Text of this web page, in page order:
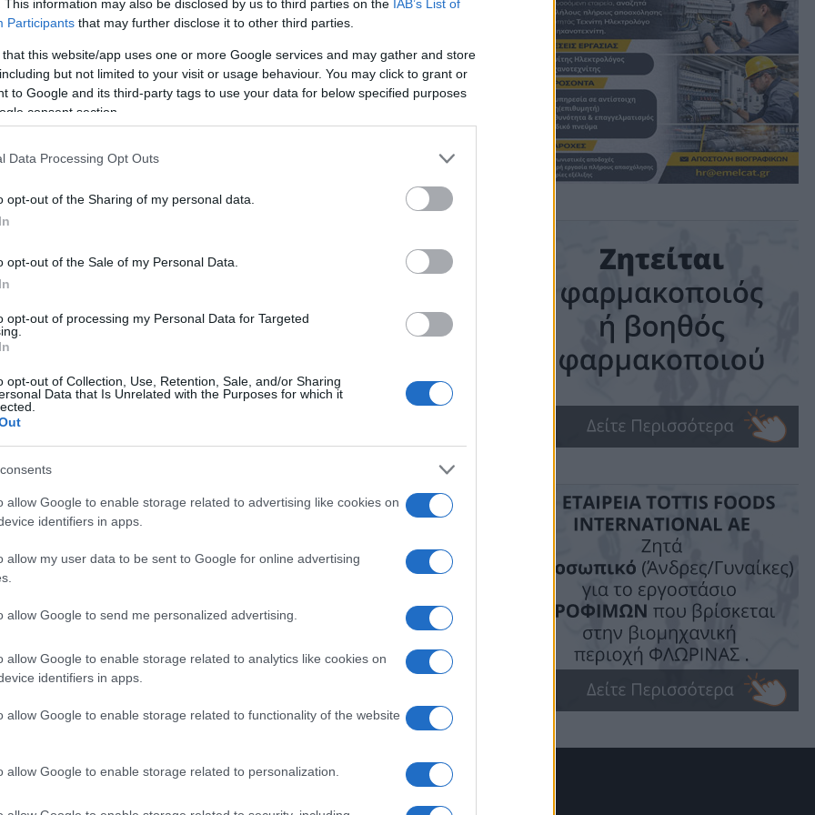
This information may also be disclosed by us to third parties on the IAB’s List of
Participants that may further disclose it to other third parties.
that this website/app uses one or more Google services and may gather and store
but not limited to your visit or usage behaviour. You may click to grant or
to Google and its third-party tags to use your data for below specified purposes
consent section.
Data Processing Opt Outs
opt-out of the Sharing of my personal data.
opt-out of the Sale of my Personal Data.
opt-out of processing my Personal Data for Targeted
opt-out of Collection, Use, Retention, Sale, and/or Sharing
Data that Is Unrelated with the Purposes for which it
allow Google to enable storage related to advertising like cookies on
identifiers in apps.
allow my user data to be sent to Google for online advertising
allow Google to send me personalized advertising.
allow Google to enable storage related to analytics like cookies on
identifiers in apps.
allow Google to enable storage related to functionality of the website
allow Google to enable storage related to personalization.
Μαμάτσειο Νοσοκομείο Κοζάνης
Ιατρών στο
Κοζάνης
Reading Time: 1 min read
e-ptolemeos.gr/wp-
πρόσληψη 68 ατόμων σε
ιατρών για τα νοσοκομεία